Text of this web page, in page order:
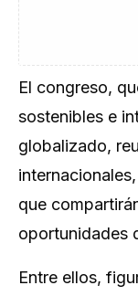
El congreso,
sostenibles e
globalizado,
que
oportunidades
Entre ellos,